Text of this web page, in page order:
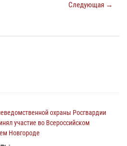
Следующая →
охраны Росгвардии
участие во Всероссийском
Новгороде